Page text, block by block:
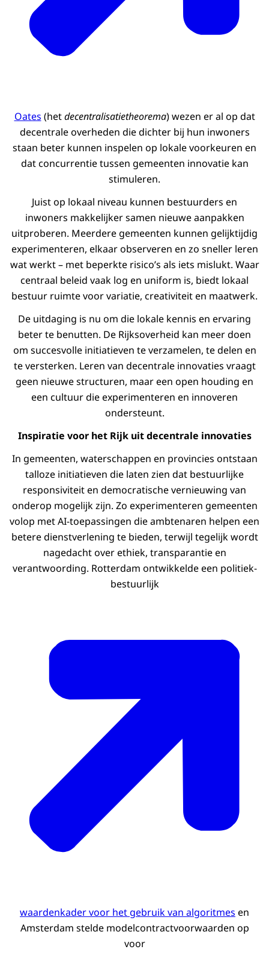
Oates (hetdecentralisatietheorema) wezen er al op dat
decentrale overheden die dichter bij hun inwoners
staan beter kunnen inspelen op lokale voorkeuren en
dat concurrentie tussen gemeenten innovatie kan
stimuleren.
Juist op lokaal niveau kunnen bestuurders en
inwoners makkelijker samen nieuwe aanpakken
uitproberen. Meerdere gemeenten kunnen gelijktijdig
experimenteren, elkaar observeren en zo sneller leren
wat werkt – met beperkte risico’s als iets mislukt. Waar
centraal beleid vaak log en uniform is, biedt lokaal
bestuur ruimte voor variatie, creativiteit en maatwerk.
De uitdaging is nu om die lokale kennis en ervaring
beter te benutten. De Rijksoverheid kan meer doen
om succesvolle initiatieven te verzamelen, te delen en
te versterken. Leren van decentrale innovaties vraagt
geen nieuwe structuren, maar een open houding en
een cultuur die experimenteren en innoveren
ondersteunt.
Inspiratie voor het Rijk uit decentrale innovaties
In gemeenten, waterschappen en provincies ontstaan
talloze initiatieven die laten zien dat bestuurlijke
responsiviteit en democratische vernieuwing van
onderop mogelijk zijn. Zo experimenteren gemeenten
volop met AI-toepassingen die ambtenaren helpen een
betere dienstverlening te bieden, terwijl tegelijk wordt
nagedacht over ethiek, transparantie en
verantwoording. Rotterdam ontwikkelde een politiek-
bestuurlijk
waardenkader voor het gebruik van algoritmes en
Amsterdam stelde modelcontractvoorwaarden op
voor